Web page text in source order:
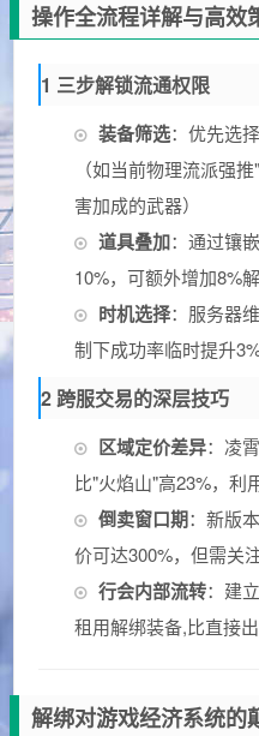
操作全流程详解与高效
1 三步解锁流通权限
装备筛选：优先选
（如当前物理流派强
害加成的武器）
道具叠加：通过镶
10%，可额外增加8%
时机选择：服务器
制下成功率临时提升
2 跨服交易的深层技巧
区域定价差异：凌
比"火焰山"高23%，利
倒卖窗口期：新版
价可达300%，但需关
行会内部流转：建
租用解绑装备,比直接
解绑对游戏经济系统的